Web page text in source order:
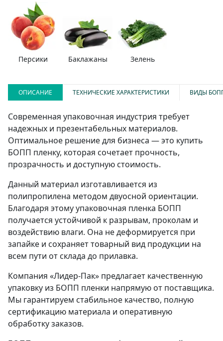
Персики Баклажаны Зелень
ОПИСАНИЕ ТЕХНИЧЕСКИЕ ХАРАКТЕРИСТИКИ ВИДЫ
Современная упаковочная индустрия требует
надежных и презентабельных материалов.
Оптимальное решение для бизнеса — это купить
БОПП пленку, которая сочетает прочность,
прозрачность и доступную стоимость.
Данный материал изготавливается из
полипропилена методом двуосной ориентации.
Благодаря этому упаковочная пленка БОПП
получается устойчивой к разрывам, проколам и
воздействию влаги. Она не деформируется при
запайке и сохраняет товарный вид продукции на
всем пути от склада до прилавка.
Компания «Лидер-Пак» предлагает качественную
упаковку из БОПП пленки напрямую от поставщика.
Мы гарантируем стабильное качество, полную
сертификацию материала и оперативную
обработку заказов.